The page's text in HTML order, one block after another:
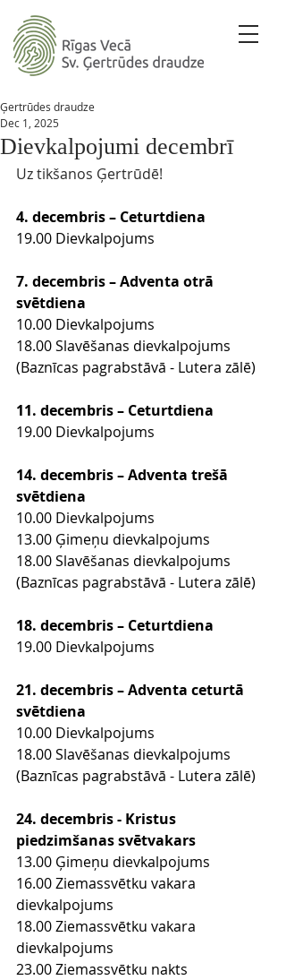
Dievkalpojumi decembrī
Ģertrūdes draudze
Dec 1, 2025
Uz tikšanos Ģertrūdē!
4. decembris – Ceturtdiena
19.00 Dievkalpojums
7. decembris – Adventa otrā
svētdiena
10.00 Dievkalpojums
18.00 Slavēšanas dievkalpojums
(Baznīcas pagrabstāvā - Lutera zālē)
11. decembris – Ceturtdiena
19.00 Dievkalpojums
14. decembris – Adventa trešā
svētdiena
10.00 Dievkalpojums
13.00 Ģimeņu dievkalpojums
18.00 Slavēšanas dievkalpojums
(Baznīcas pagrabstāvā - Lutera zālē)
18. decembris – Ceturtdiena
19.00 Dievkalpojums
21. decembris – Adventa ceturtā
svētdiena
10.00 Dievkalpojums
18.00 Slavēšanas dievkalpojums
(Baznīcas pagrabstāvā - Lutera zālē)
24. decembris - Kristus
piedzimšanas svētvakars
13.00 Ģimeņu dievkalpojums
16.00 Ziemassvētku vakara
dievkalpojums
18.00 Ziemassvētku vakara
dievkalpojums
23.00 Ziemassvētku nakts